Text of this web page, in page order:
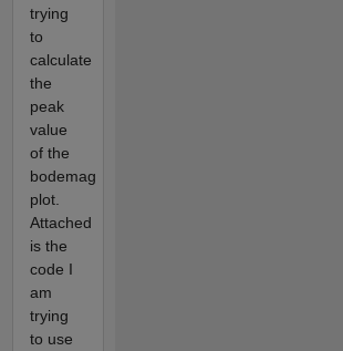
trying
to
calculate
the
peak
value
of the
bodemag
plot.
Attached
is the
code I
am
trying
to use